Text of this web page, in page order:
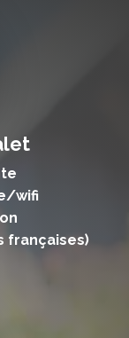
wifi
françaises)